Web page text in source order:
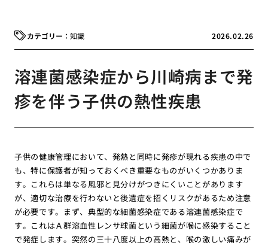
2026.02.26
知識
溶連菌感染症から川崎病まで発
疹を伴う子供の熱性疾患
子供の健康管理において、発熱と同時に発疹が現れる疾患の中で
も、特に保護者が知っておくべき重要なものがいくつかありま
す。これらは単なる風邪と見分けがつきにくいことがあります
が、適切な治療を行わないと後遺症を招くリスクがあるため注意
が必要です。まず、典型的な細菌感染症である溶連菌感染症で
す。これはＡ群溶血性レンサ球菌という細菌が喉に感染すること
で発症します。突然の三十八度以上の高熱と、喉の激しい痛みが